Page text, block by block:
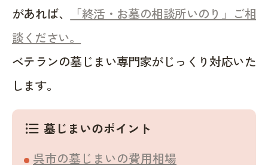
があれば、
「終活・お墓の相談所いのり」ご相
談ください。
ベテランの墓じまい専門家がじっくり対応いた
します。
format_list_bulleted 墓じまいのポイント
呉市の墓じまいの費用相場